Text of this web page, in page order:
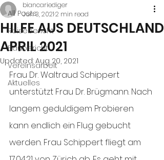
All Posts
Reisebericht
Baubericht
Vereinsarbeit
Aktuelles
HILFE AUS DEUTSCHLAND
APRIL 2021
biancariediger
Jun 3, 20212 min read
Updated: Aug 20, 2021
Frau Dr. Waltraud Schippert
unterstützt Frau Dr. Brügmann. Nach
langem geduldigem Probieren
kann endlich ein Flug gebucht
werden. Frau Schippert fliegt am